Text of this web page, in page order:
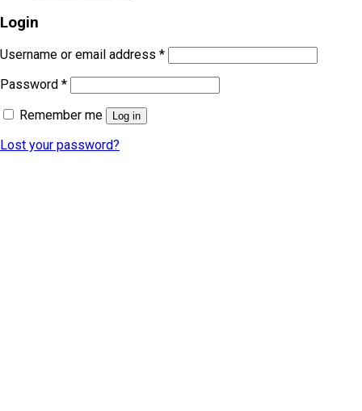
Login
Username or email address *
Password *
Remember me
Log in
Lost your password?